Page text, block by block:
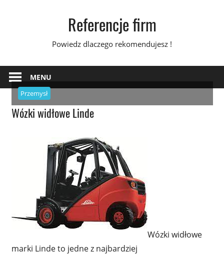
Referencje firm
Powiedz dlaczego rekomendujesz !
MENU
Przemysł
Wózki widłowe Linde
Wózki widłowe
marki Linde to jedne z najbardziej